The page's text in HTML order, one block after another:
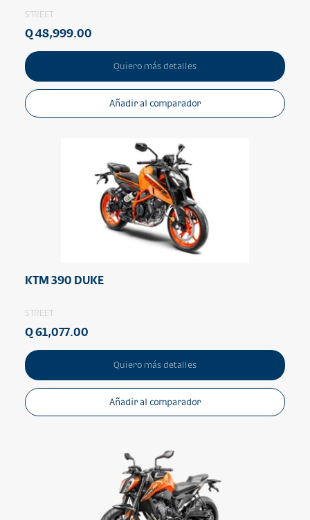
STREET
Q 48,999.00
Quiero más detalles
Añadir al comparador
KTM 390 DUKE
STREET
Q 61,077.00
Quiero más detalles
Añadir al comparador